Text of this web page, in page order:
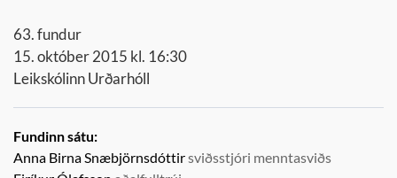
63. fundur
15. október 2015 kl. 16:30
Leikskólinn Urðarhóll
Fundinn sátu:
Anna Birna Snæbjörnsdóttirsviðsstjóri menntasviðs